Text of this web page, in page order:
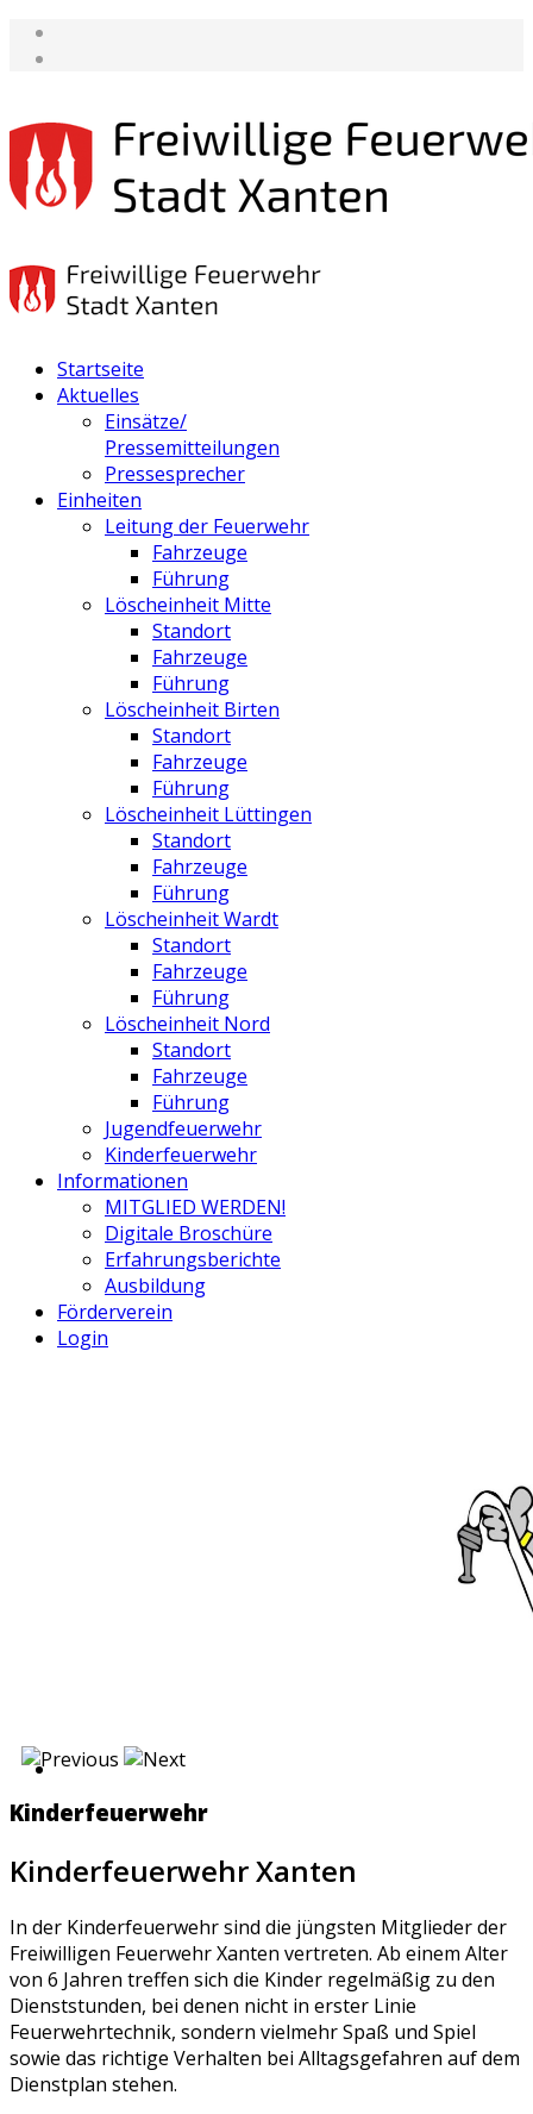
Startseite
Aktuelles
Einsätze/
Pressemitteilungen
Pressesprecher
Einheiten
Leitung der Feuerwehr
Fahrzeuge
Führung
Löscheinheit Mitte
Standort
Fahrzeuge
Führung
Löscheinheit Birten
Standort
Fahrzeuge
Führung
Löscheinheit Lüttingen
Standort
Fahrzeuge
Führung
Löscheinheit Wardt
Standort
Fahrzeuge
Führung
Löscheinheit Nord
Standort
Fahrzeuge
Führung
Jugendfeuerwehr
Kinderfeuerwehr
Informationen
MITGLIED WERDEN!
Digitale Broschüre
Erfahrungsberichte
Ausbildung
Förderverein
Login
Kinderfeuerwehr
Kinderfeuerwehr Xanten
In der Kinderfeuerwehr sind die jüngsten Mitglieder der
Freiwilligen Feuerwehr Xanten vertreten. Ab einem Alter
von 6 Jahren treffen sich die Kinder regelmäßig zu den
Dienststunden, bei denen nicht in erster Linie
Feuerwehrtechnik, sondern vielmehr Spaß und Spiel
sowie das richtige Verhalten bei Alltagsgefahren auf dem
Dienstplan stehen.